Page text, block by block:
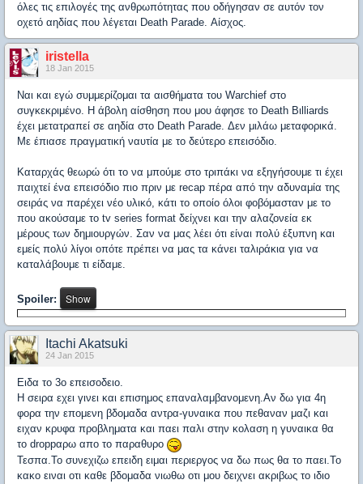
όλες τις επιλογές της ανθρωπότητας που οδήγησαν σε αυτόν τον
οχετό αηδίας που λέγεται Death Parade. Αίσχος.
iristella
18 Jan 2015
Ναι και εγώ συμμερίζομαι τα αισθήματα του Warchief στο
συγκεκριμένο. Η άβολη αίσθηση που μου άφησε το Death Βιlliards
έχει μετατραπεί σε αηδία στο Death Parade. Δεν μιλάω μεταφορικά.
Με έπιασε πραγματική ναυτία με το δεύτερο επεισόδιο.
Καταρχάς θεωρώ ότι το να μπούμε στο τριπάκι να εξηγήσουμε τι έχει
παιχτεί ένα επεισόδιο πιο πριν με recap πέρα από την αδυναμία της
σειράς να παρέχει νέο υλικό, κάτι το οποίο όλοι φοβόμασταν με το
που ακούσαμε το tv series format δείχνει και την αλαζονεία εκ
μέρους των δημιουργών. Σαν να μας λέει ότι είναι πολύ έξυπνη και
εμείς πολύ λίγοι οπότε πρέπει να μας τα κάνει ταλιράκια για να
καταλάβουμε τι είδαμε.
Spoiler:
Itachi Akatsuki
24 Jan 2015
Ειδα το 3ο επεισοδειο.
Η σειρα εχει γινει και επισημος επαναλαμβανομενη.Αν δω για 4η
φορα την επομενη βδομαδα αντρα-γυναικα που πεθαναν μαζι και
ειχαν κρυφα προβληματα και παει παλι στην κολαση η γυναικα θα
το droppαρω απο το παραθυρο
Τεσπα.Το συνεχιζω επειδη ειμαι περιεργος να δω πως θα το παει.Το
κακο ειναι οτι καθε βδομαδα νιωθω οτι μου δειχνει ακριβως το ιδιο